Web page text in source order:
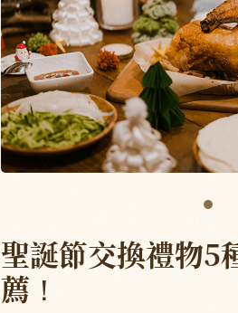
聖誕節交換禮物5
薦！